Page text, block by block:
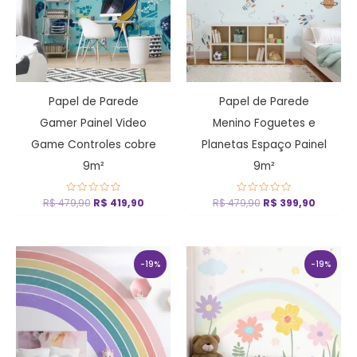
Papel de Parede
Gamer Painel Video
Game Controles cobre
9m²
Avaliação
0
R$479,90 R$ 419,90
Papel de Parede
Menino Foguetes e
Planetas Espaço Painel
9m²
Avaliação
0
R$479,90 R$ 399,90
-19%
preço
original
era:
R$ 319,90.
O
preço
atual
é:
R$ 259,90.
-19%
preço
original
era:
R$ 319,90.
O
preço
atual